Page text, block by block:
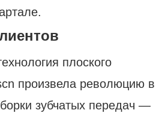
плоского
произвела революцию в
зубчатых передач —